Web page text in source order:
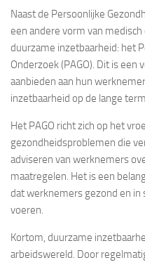
Naast de Persoonlijke
een andere vorm van
duurzame inzetbaarheid: het
Onderzoek (PAGO). Dit is
aanbieden aan hun
inzetbaarheid op de lange
Het PAGO richt zich op het
gezondheidsproblemen die
adviseren van werknemers
maatregelen. Het is een
dat werknemers gezond en in
voeren.
Kortom, duurzame
arbeidswereld. Door